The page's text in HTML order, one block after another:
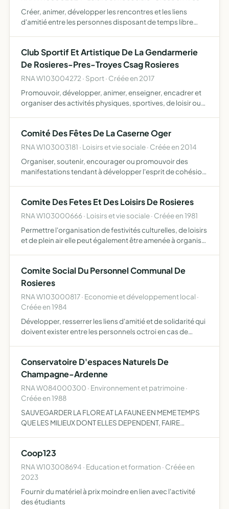
Créer, animer, développer les rencontres et les liens
d'amitié entre les personnes disposant de temps libre
Club Sportif Et Artistique De La Gendarmerie
De Rosieres-Pres-Troyes Csag Rosieres
RNA W103004272 · Sport · Créée en 2017
Promouvoir, développer, animer, enseigner, encadrer et
organiser des activités physiques, sportives, de loisir ou
Comité Des Fêtes De La Caserne Oger
RNA W103003181 · Loisirs et vie sociale · Créée en 2014
Organiser, soutenir, encourager ou promouvoir des
manifestations tendant à développer l'esprit de cohésion
gendarmes dé…
Comite Des Fetes Et Des Loisirs De Rosieres
RNA W103000666 · Loisirs et vie sociale · Créée en 1981
Permettre l'organisation de festivités culturelles, de loisirs
et de plein air elle peut également être amenée à organiser
Comite Social Du Personnel Communal De
Rosieres
RNA W103000817 · Economie et développement local ·
Créée en 1984
Développer, resserrer les liens d'amitié et de solidarité qui
doivent exister entre les personnels octroi en cas de
Conservatoire D'espaces Naturels De
Champagne-Ardenne
RNA W084000300 · Environnement et patrimoine ·
Créée en 1988
SAUVEGARDER LA FLORE AT LA FAUNE EN MEME TEMPS
QUE LES MILIEUX DONT ELLES DEPENDENT, FAIRE
PRESRVATION DE LA NATURE
Coop123
RNA W103008694 · Education et formation · Créée en
2023
Fournir du matériel à prix moindre en lien avec l'activité
des étudiants